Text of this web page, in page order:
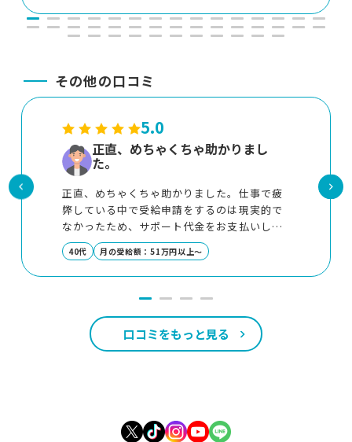
その他の口コミ
5.0
正直、めちゃくちゃ助かりまし
た。
正直、めちゃくちゃ助かりました。仕事で疲
弊している中で受給申請をするのは現実的で
なかったため、サポート代金をお支払いして
サポートに入っていただくことで、心の負担
が大幅に減りました。サポート代金分はすぐ
に回収できたのでとても割の良い投資だった
40代 月の受給額：51万円以上～
口コミをもっと見る